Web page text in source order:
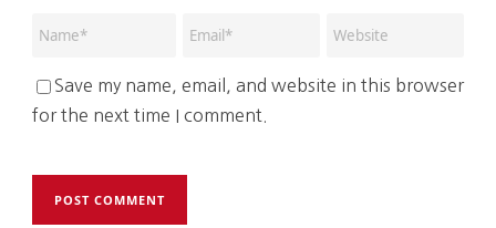
Save my name, email, and website in this browser
for the next time I comment.